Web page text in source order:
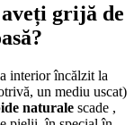
grijă de
interior încălzit la
un mediu uscat)
naturalescade ,